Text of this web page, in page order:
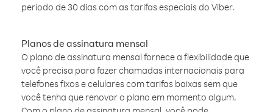
período de 30 dias com as tarifas especiais do Viber.
Planos de assinatura mensal
O plano de assinatura mensal fornece a flexibilidade que
você precisa para fazer chamadas internacionais para
telefones fixos e celulares com tarifas baixas sem que
você tenha que renovar o plano em momento algum.